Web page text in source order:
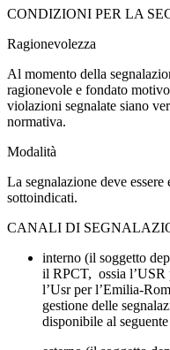
CONDIZIONI PER LA
Ragionevolezza
Al momento della
ragionevole e fondato
violazioni segnalate siano
normativa.
Modalità
La segnalazione deve
sottoindicati.
CANALI DI
interno (il soggetto
il RPCT, ossia l’USR
l’Usrper l’Emilia-
gestione delle
disponibile al seguente